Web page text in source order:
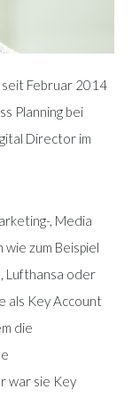
Februar 2014
Planning bei
Director im
, Media
zum Beispiel
Lufthansa oder
als Key Account
die
war sie Key